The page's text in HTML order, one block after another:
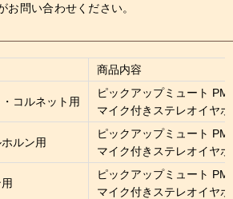
お問い合わせください。
商品内容
コルネット用
ピックアップミュート
マイク付きステレオイヤ
ルン用
ピックアップミュート
マイク付きステレオイヤ
ピックアップミュート
マイク付きステレオイヤ